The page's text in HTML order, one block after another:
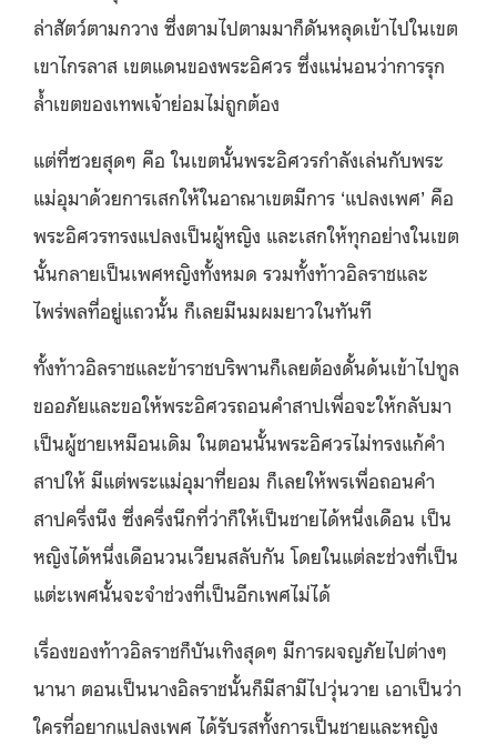
ล่าสัตว์ตามกวาง ซึ่งตามไปตามมาก็ดันหลุดเข้าไปในเขต
เขาไกรลาส เขตแดนของพระอิศวร ซึ่งแน่นอนว่าการรุก
ล้ำเขตของเทพเจ้าย่อมไม่ถูกต้อง
แต่ที่ซวยสุดๆ คือ ในเขตนั้นพระอิศวรกำลังเล่นกับพระ
แม่อุมาด้วยการเสกให้ในอาณาเขตมีการ ‘แปลงเพศ’ คือ
พระอิศวรทรงแปลงเป็นผู้หญิง และเสกให้ทุกอย่างในเขต
นั้นกลายเป็นเพศหญิงทั้งหมด รวมทั้งท้าวอิลราชและ
ไพร่พลที่อยู่แถวนั้น ก็เลยมีนมผมยาวในทันที
ทั้งท้าวอิลราชและข้าราชบริพานก็เลยต้องดั้นด้นเข้าไปทูล
ขออภัยและขอให้พระอิศวรถอนคำสาปเพื่อจะให้กลับมา
เป็นผู้ชายเหมือนเดิม ในตอนนั้นพระอิศวรไม่ทรงแก้คำ
สาปให้ มีแต่พระแม่อุมาที่ยอม ก็เลยให้พรเพื่อถอนคำ
สาปครึ่งนึง ซึ่งครึ่งนึกที่ว่าก็ให้เป็นชายได้หนึ่งเดือน เป็น
หญิงได้หนึ่งเดือนวนเวียนสลับกัน โดยในแต่ละช่วงที่เป็น
แต่ะเพศนั้นจะจำช่วงที่เป็นอีกเพศไม่ได้
เรื่องของท้าวอิลราชก็บันเทิงสุดๆ มีการผจญภัยไปต่างๆ
นานา ตอนเป็นนางอิลราชนั้นก็มีสามีไปวุ่นวาย เอาเป็นว่า
ใครที่อยากแปลงเพศ ได้รับรสทั้งการเป็นชายและหญิง